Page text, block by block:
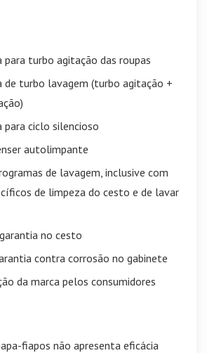
para turbo agitação das roupas
de turbo lavagem (turbo agitação +
para ciclo silencioso
autolimpante
de lavagem, inclusive com
de limpeza do cesto e de lavar
no cesto
contra corrosão no gabinete
da marca pelos consumidores
fiapos não apresenta eficácia